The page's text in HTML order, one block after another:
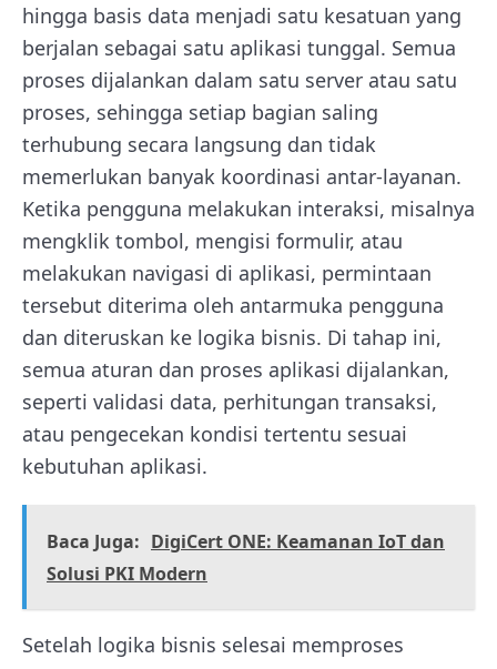
hingga basis data menjadi satu kesatuan yang
berjalan sebagai satu aplikasi tunggal. Semua
proses dijalankan dalam satu server atau satu
proses, sehingga setiap bagian saling
terhubung secara langsung dan tidak
memerlukan banyak koordinasi antar-layanan.
Ketika pengguna melakukan interaksi, misalnya
mengklik tombol, mengisi formulir, atau
melakukan navigasi di aplikasi, permintaan
tersebut diterima oleh antarmuka pengguna
dan diteruskan ke logika bisnis. Di tahap ini,
semua aturan dan proses aplikasi dijalankan,
seperti validasi data, perhitungan transaksi,
atau pengecekan kondisi tertentu sesuai
kebutuhan aplikasi.
Baca Juga: DigiCert ONE: Keamanan IoT dan
Solusi PKI Modern
Setelah logika bisnis selesai memproses